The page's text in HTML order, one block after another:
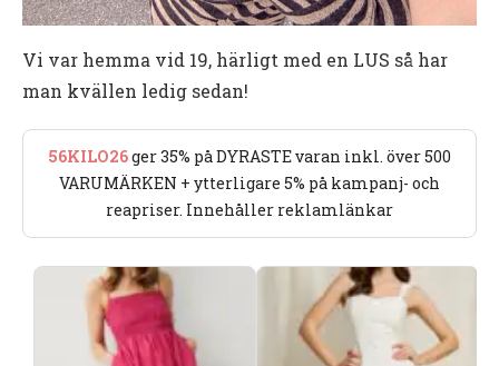
Vi var hemma vid 19, härligt med en LUS så har
man kvällen ledig sedan!
56KILO26ger 35% på DYRASTE varan inkl. över 500
VARUMÄRKEN + ytterligare 5% på kampanj- och
reapriser. Innehåller reklamlänkar